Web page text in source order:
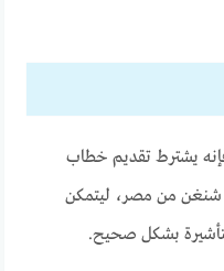
يشترط تقديم خطاب
شنغن من مصر، ليتمكن
بشكل صحيح.